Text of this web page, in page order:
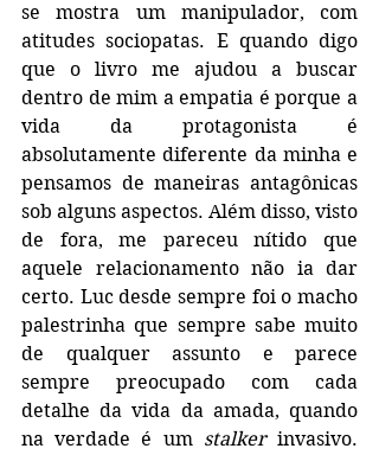
se mostra um manipulador, com
atitudes sociopatas. E quando digo
que o livro me ajudou a buscar
dentro de mim a empatia é porque a
vida da protagonista é
absolutamente diferente da minha e
pensamos de maneiras antagônicas
sob alguns aspectos. Além disso, visto
de fora, me pareceu nítido que
aquele relacionamento não ia dar
certo. Luc desde sempre foi o macho
palestrinha que sempre sabe muito
de qualquer assunto e parece
sempre preocupado com cada
detalhe da vida da amada, quando
na verdade é um stalker invasivo.